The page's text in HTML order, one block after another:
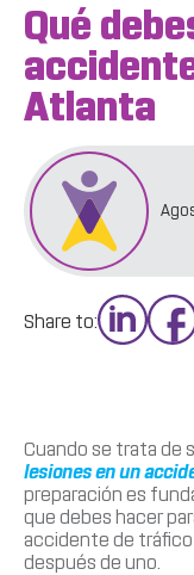
Qué
Atlanta
Share to:
Cuando se trata de
lesiones en un
preparación es
que debes hacer
accidente de
después de uno.